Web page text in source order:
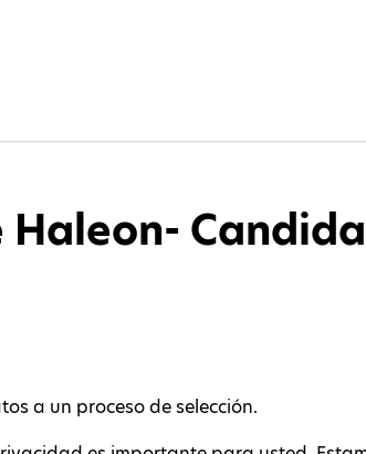
a un proceso de selección.